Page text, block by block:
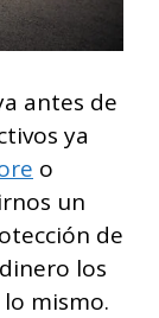
antes de
ya
o
un
de
los
mismo.